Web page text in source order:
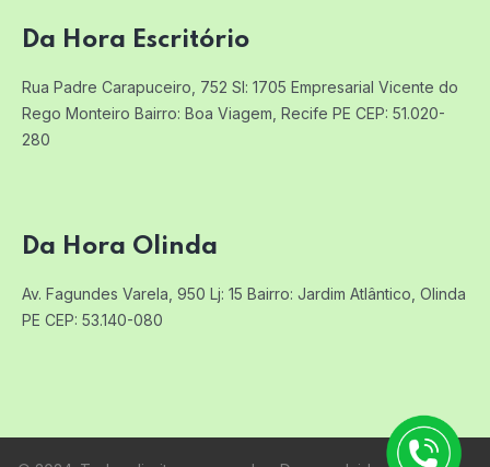
Da Hora Escritório
Rua Padre Carapuceiro, 752 Sl: 1705 Empresarial Vicente do
Rego Monteiro Bairro: Boa Viagem, Recife PE CEP: 51.020-
280
Da Hora Olinda
Av. Fagundes Varela, 950 Lj: 15 Bairro: Jardim Atlântico, Olinda
PE CEP: 53.140-080